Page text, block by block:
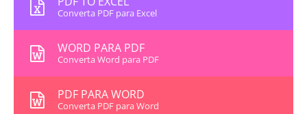
Converta PDF para Excel
WORD PARA PDF
Converta Word para PDF
PDF PARA WORD
Converta PDF para Word